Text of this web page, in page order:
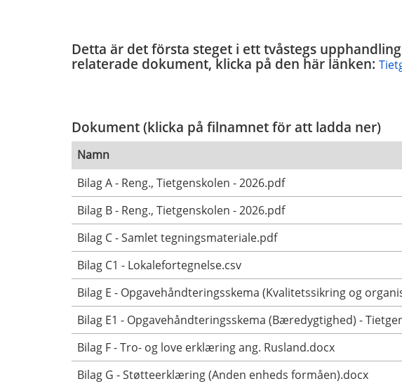
Detta är det första steget i ett tvåstegs
relaterade dokument, klicka på den här länken:
Dokument (klicka på filnamnet för att ladda ner)
Namn
Bilag A - Reng., Tietgenskolen - 2026.pdf
Bilag B - Reng., Tietgenskolen - 2026.pdf
Bilag C - Samlet tegningsmateriale.pdf
Bilag C1 - Lokalefortegnelse.csv
Bilag E - Opgavehåndteringsskema (Kvalitetssikring og
Bilag E1 - Opgavehåndteringsskema (Bæredygtighed) -
Bilag F - Tro- og love erklæring ang. Rusland.docx
Bilag G - Støtteerklæring (Anden enheds formåen).docx